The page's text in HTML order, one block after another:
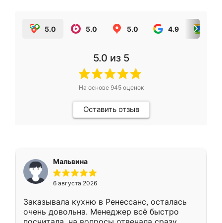
5.0 5.0 5.0 4.9
5.0 из 5
На основе 945оценок
Оставить отзыв
Мальвина
6 августа 2026
Заказывала кухню в Ренессанс, осталась
очень довольна. Менеджер всё быстро